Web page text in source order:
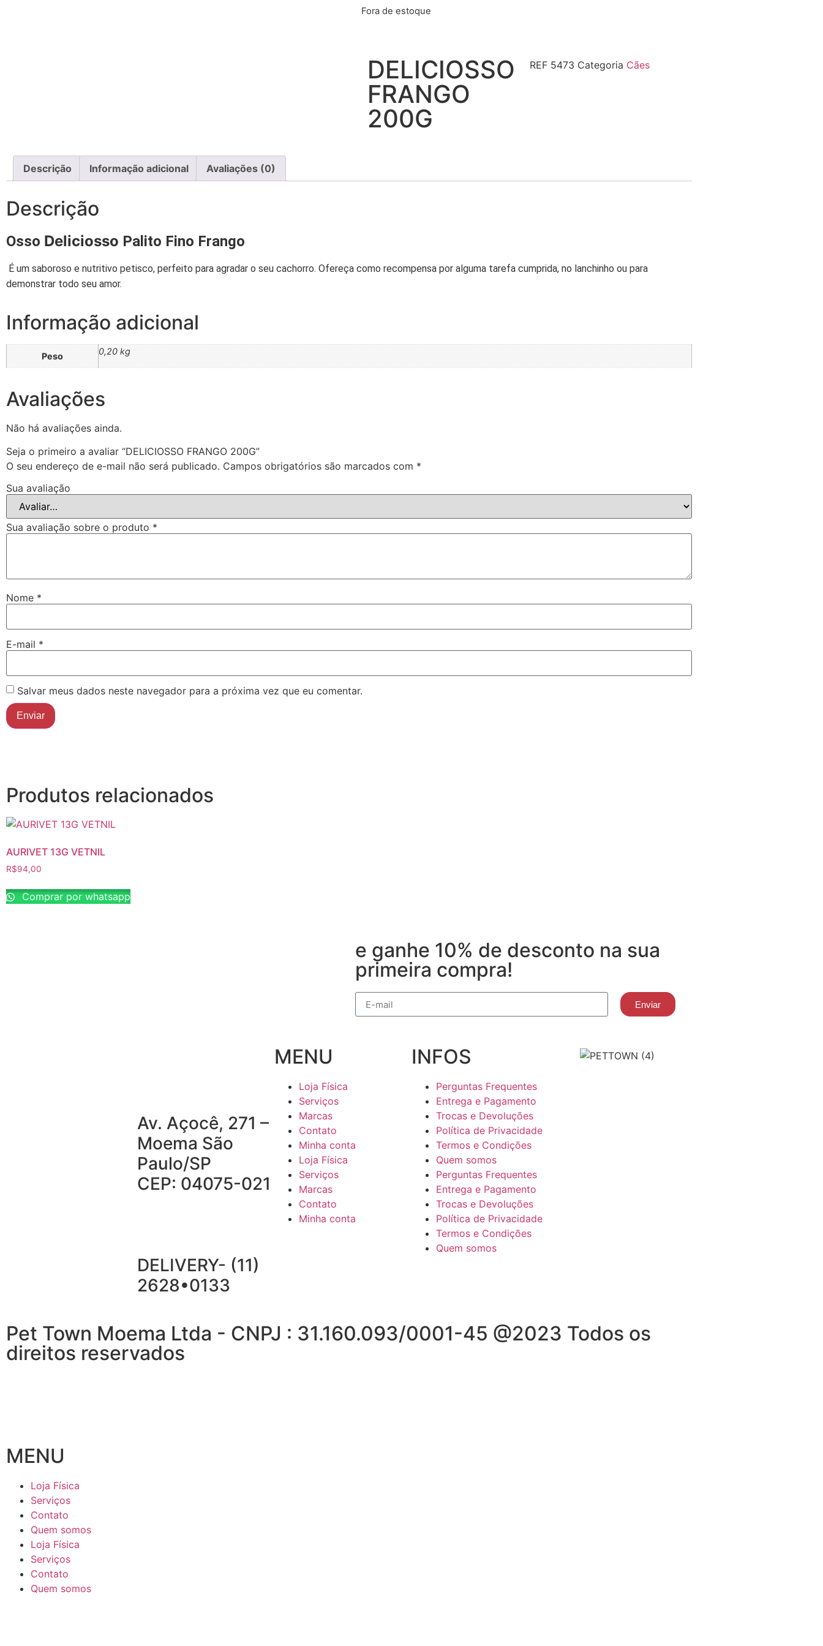
Fora de estoque
DELICIOSSO
FRANGO
200G
REF 5473 Categoria Cães
Descrição Informação adicional Avaliações (0)
Descrição
Osso Deliciosso Palito Fino Frango
É um saboroso e nutritivo petisco, perfeito para agradar o seu cachorro. Ofereça como recompensa por alguma tarefa cumprida, no lanchinho ou para
demonstrar todo seu amor.
Informação adicional
Peso 0,20 kg
Avaliações
Não há avaliações ainda.
Seja o primeiro a avaliar “DELICIOSSO FRANGO 200G”
O seu endereço de e-mail não será publicado. Campos obrigatórios são marcados com *
Sua avaliação
Sua avaliação sobre o produto *
Nome *
E-mail *
Salvar meus dados neste navegador para a próxima vez que eu comentar.
Produtos relacionados
AURIVET 13G VETNIL
R$94,00
Comprar por whatsapp
e ganhe 10% de desconto na sua
primeira compra!
Enviar
Av. Açocê, 271 –
Moema São
Paulo/SP
CEP: 04075-021
DELIVERY- (11)
2628•0133
MENU
Loja Física
Serviços
Marcas
Contato
Minha conta
Loja Física
Serviços
Marcas
Contato
Minha conta
INFOS
Perguntas Frequentes
Entrega e Pagamento
Trocas e Devoluções
Política de Privacidade
Termos e Condições
Quem somos
Perguntas Frequentes
Entrega e Pagamento
Trocas e Devoluções
Política de Privacidade
Termos e Condições
Quem somos
Pet Town Moema Ltda - CNPJ : 31.160.093/0001-45 @2023 Todos os
direitos reservados
MENU
Loja Física
Serviços
Contato
Quem somos
Loja Física
Serviços
Contato
Quem somos